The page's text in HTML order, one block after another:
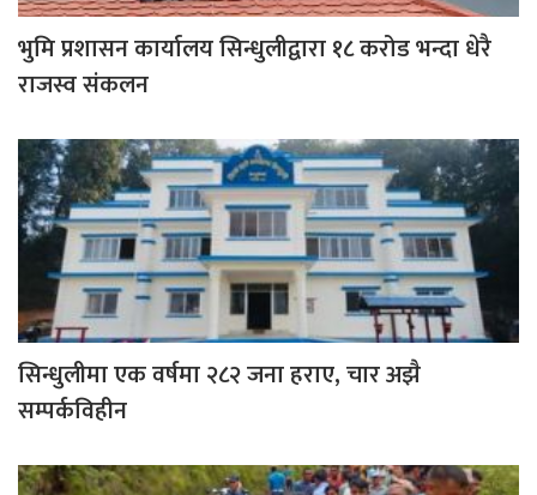
भुमि प्रशासन कार्यालय सिन्धुलीद्वारा १८ करोड भन्दा धेरै
राजस्व संकलन
सिन्धुलीमा एक वर्षमा २८२ जना हराए, चार अझै
सम्पर्कविहीन